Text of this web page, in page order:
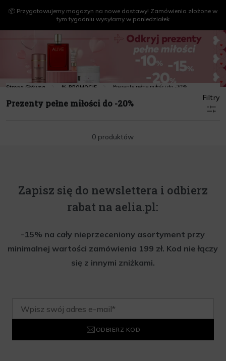
📦 Przygotowujemy magazyn na nowe dostawy! Zamówienia złożone w
tym tygodniu wysyłamy w poniedziałek
Strona Główna % PROMOCJE Prezenty pełne miłości do -20%
Prezenty pełne miłości do -20%
Filtry
0 produktów
Zapisz się do newslettera i odbierz
rabat na aelia.pl:
-15% na cały nieprzeceniony asortyment przy
minimalnej wartości zamówienia 199 zł. Kod nie łączy
się z innymi zniżkami.
ODBIERZ KOD